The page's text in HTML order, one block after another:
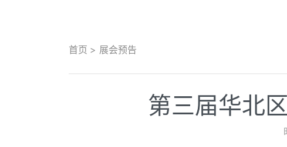
首页 展会预告
第三届华北